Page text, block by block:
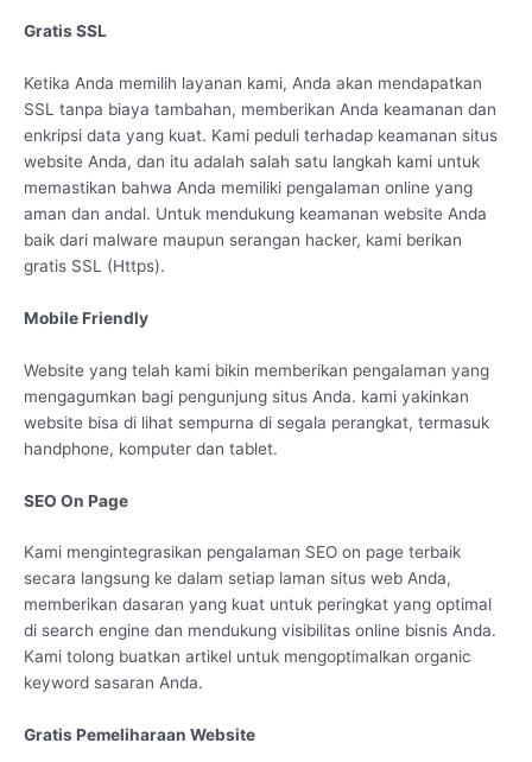
Gratis SSL
Ketika Anda memilih layanan kami, Anda akan mendapatkan
SSL tanpa biaya tambahan, memberikan Anda keamanan dan
enkripsi data yang kuat. Kami peduli terhadap keamanan situs
website Anda, dan itu adalah salah satu langkah kami untuk
memastikan bahwa Anda memiliki pengalaman online yang
aman dan andal. Untuk mendukung keamanan website Anda
baik dari malware maupun serangan hacker, kami berikan
gratis SSL (Https).
Mobile Friendly
Website yang telah kami bikin memberikan pengalaman yang
mengagumkan bagi pengunjung situs Anda. kami yakinkan
website bisa di lihat sempurna di segala perangkat, termasuk
handphone, komputer dan tablet.
SEO On Page
Kami mengintegrasikan pengalaman SEO on page terbaik
secara langsung ke dalam setiap laman situs web Anda,
memberikan dasaran yang kuat untuk peringkat yang optimal
di search engine dan mendukung visibilitas online bisnis Anda.
Kami tolong buatkan artikel untuk mengoptimalkan organic
keyword sasaran Anda.
Gratis Pemeliharaan Website